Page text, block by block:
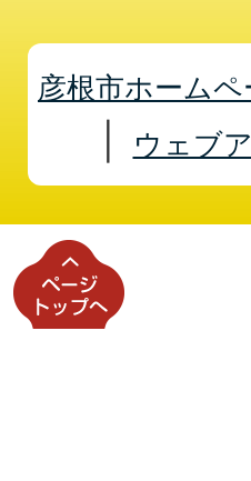
彦根市ホーム
ウェブ